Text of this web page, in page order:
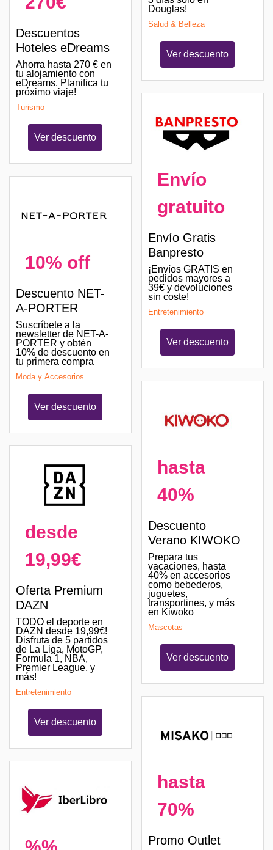
Descuentos
Hoteles eDreams
Ahorra hasta 270 € en
tu alojamiento con
eDreams. Planifica tu
próximo viaje!
Turismo
Ver descuento
10% off
Descuento NET-
A-PORTER
Suscríbete a la
newsletter de NET-A-
PORTER y obtén
10% de descuento en
tu primera compra
Moda y Accesorios
Ver descuento
desde
19,99€
Oferta Premium
DAZN
TODO el deporte en
DAZN desde 19,99€!
Disfruta de 5 partidos
de La Liga, MotoGP,
Formula 1, NBA,
Premier League, y
más!
Entretenimiento
Ver descuento
Douglas!
Salud & Belleza
Ver descuento
Envío
gratuito
Envío Gratis
Banpresto
¡Envíos GRATIS en
pedidos mayores a
39€ y devoluciones
sin coste!
Entretenimiento
Ver descuento
hasta
40%
Descuento
Verano KIWOKO
Prepara tus
vacaciones, hasta
40% en accesorios
como bebederos,
juguetes,
transportines, y más
en Kiwoko
Mascotas
Ver descuento
hasta
70%
Promo Outlet